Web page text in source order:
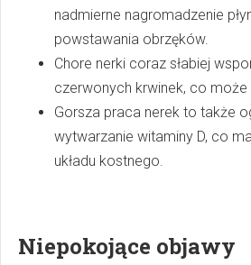
nadmierne nagromadzenie
powstawania obrzęków.
Chore nerki coraz słabiej
czerwonych krwinek, co może
Gorsza praca nerek to także
wytwarzanie witaminy D, co
układu kostnego.
Niepokojące objawy